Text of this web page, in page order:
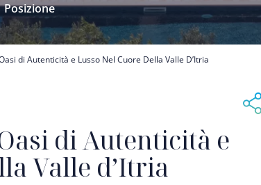
Posizione
di Autenticità e Lusso Nel Cuore Della Valle D’Itria
di Autenticità e
Valle d’Itria